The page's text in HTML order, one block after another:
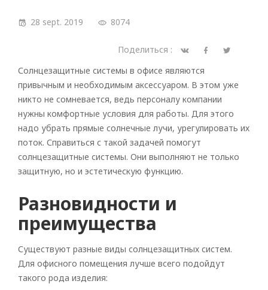
28 sept. 2019 8074
Поделиться :
Солнцезащитные системы в офисе являются
привычным и необходимым аксессуаром. В этом уже
никто не сомневается, ведь персоналу компании
нужны комфортные условия для работы. Для этого
надо убрать прямые солнечные лучи, урегулировать их
поток. Справиться с такой задачей помогут
солнцезащитные системы. Они выполняют не только
защитную, но и эстетическую функцию.
Разновидности и
преимущества
Существуют разные виды солнцезащитных систем.
Для офисного помещения лучше всего подойдут
такого рода изделия: